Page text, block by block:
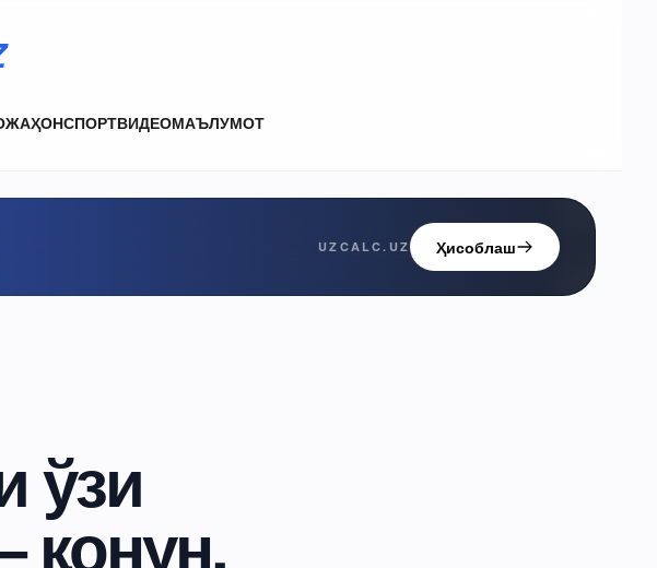
ЖАҲОНСПОРТВИДЕОМАЪЛУМОТ
UZCALC.UZ Ҳисоблаш
ўзи
қонун.